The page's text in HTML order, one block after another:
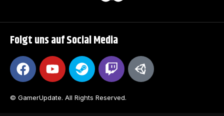
Folgt uns auf Social Media
© GamerUpdate. All Rights Reserved.